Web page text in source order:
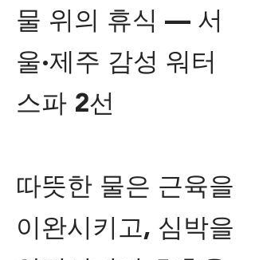
물 위의 휴식 — 서
울·제주 감성 워터
스파 2선
따뜻한 물은 근육을
이완시키고, 심박을